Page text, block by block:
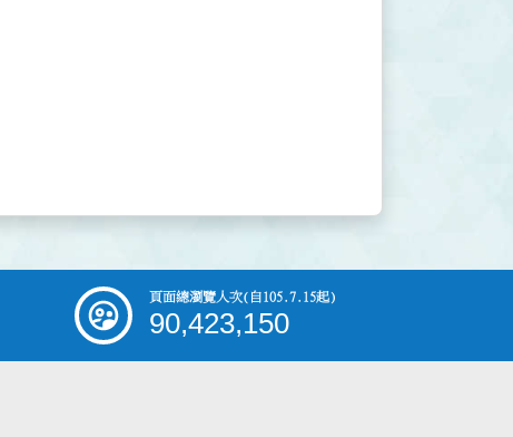
頁面總瀏覽人次(自105.7.15起)
90,423,150